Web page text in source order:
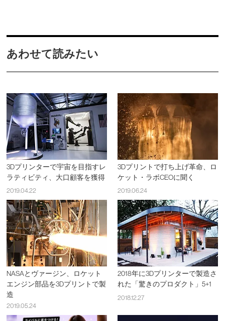
あわせて読みたい
3Dプリンターで宇宙を目指すレ
ラティビティ、大口顧客を獲得
2019.04.22
3Dプリントで打ち上げ革命、ロ
ケット・ラボCEOに聞く
2019.06.24
NASAとヴァージン、ロケット
エンジン部品を3Dプリントで製
造
2019.05.24
2018年に3Dプリンターで製造さ
れた「驚きのプロダクト」5+1
2018.12.27